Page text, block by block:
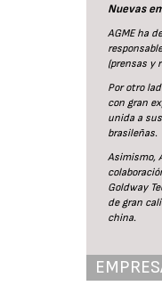
Nuevas
AGME ha
(prensas y
Por otro
con gran
unida a
brasileñas.
Asimismo,
Goldway
de gran
china.